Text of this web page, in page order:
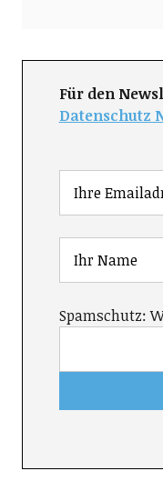
Für den
Datenschutz
Spamschutz: